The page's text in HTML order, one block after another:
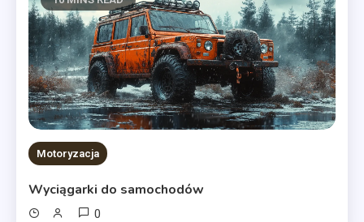
Motoryzacja
Wyciągarki do samochodów
0